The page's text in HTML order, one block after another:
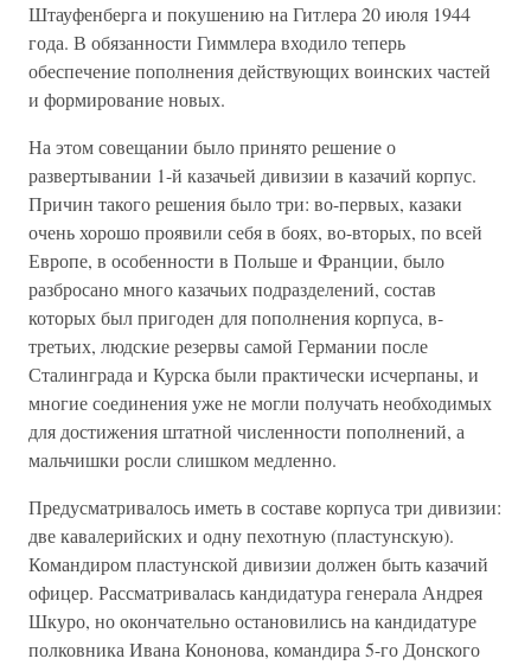
Штауфенберга и покушению на Гитлера 20 июля 1944
года. В обязанности Гиммлера входило теперь
обеспечение пополнения действующих воинских частей
и формирование новых.
На этом совещании было принято решение о
развертывании 1-й казачьей дивизии в казачий корпус.
Причин такого решения было три: во-первых, казаки
очень хорошо проявили себя в боях, во-вторых, по всей
Европе, в особенности в Польше и Франции, было
разбросано много казачьих подразделений, состав
которых был пригоден для пополнения корпуса, в-
третьих, людские резервы самой Германии после
Сталинграда и Курска были практически исчерпаны, и
многие соединения уже не могли получать необходимых
для достижения штатной численности пополнений, а
мальчишки росли слишком медленно.
Предусматривалось иметь в составе корпуса три дивизии:
две кавалерийских и одну пехотную (пластунскую).
Командиром пластунской дивизии должен быть казачий
офицер. Рассматривалась кандидатура генерала Андрея
Шкуро, но окончательно остановились на кандидатуре
полковника Ивана Кононова, командира 5-го Донского